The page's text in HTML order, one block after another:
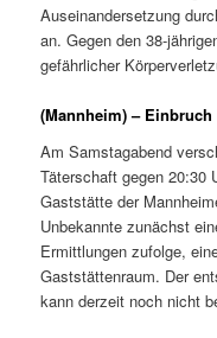
Auseinandersetzung
an. Gegen den 38-
gefährlicher
(Mannheim) –
Am Samstagabend
Täterschaft gegen 20:30
Gaststätte der
Unbekannte zunächst
Ermittlungen zufolge,
Gaststättenraum. Der
kann derzeit noch nicht